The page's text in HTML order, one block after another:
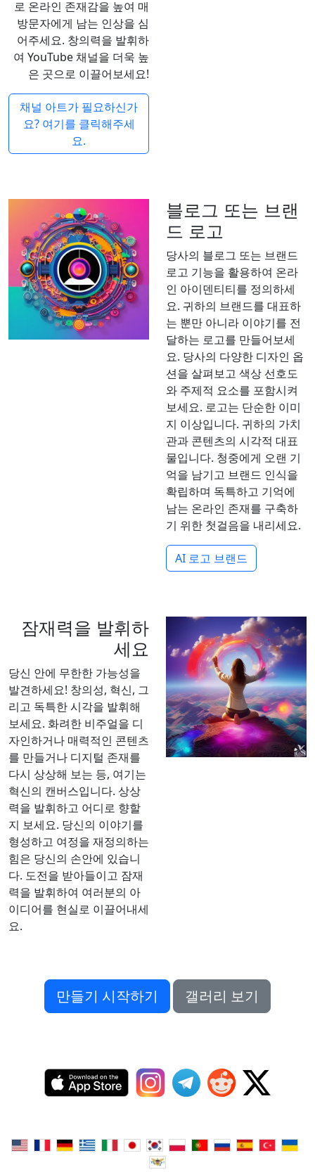
로 온라인 존재감을 높여 매
방문자에게 남는 인상을 심
어주세요. 창의력을 발휘하
여 YouTube 채널을 더욱 높
은 곳으로 이끌어보세요!
채널 아트가 필요하신가
요? 여기를 클릭해주세
요.
블로그 또는 브랜
드 로고
당사의 블로그 또는 브랜드
로고 기능을 활용하여 온라
인 아이덴티티를 정의하세
요. 귀하의 브랜드를 대표하
는 뿐만 아니라 이야기를 전
달하는 로고를 만들어보세
요. 당사의 다양한 디자인 옵
션을 살펴보고 색상 선호도
와 주제적 요소를 포함시켜
보세요. 로고는 단순한 이미
지 이상입니다. 귀하의 가치
관과 콘텐츠의 시각적 대표
물입니다. 청중에게 오랜 기
억을 남기고 브랜드 인식을
확립하며 독특하고 기억에
남는 온라인 존재를 구축하
기 위한 첫걸음을 내리세요.
AI 로고 브랜드
잠재력을 발휘하
세요
당신 안에 무한한 가능성을
발견하세요! 창의성, 혁신, 그
리고 독특한 시각을 발휘해
보세요. 화려한 비주얼을 디
자인하거나 매력적인 콘텐츠
를 만들거나 디지털 존재를
다시 상상해 보는 등, 여기는
혁신의 캔버스입니다. 상상
력을 발휘하고 어디로 향할
지 보세요. 당신의 이야기를
형성하고 여정을 재정의하는
힘은 당신의 손안에 있습니
다. 도전을 받아들이고 잠재
력을 발휘하여 여러분의 아
이디어를 현실로 이끌어내세
요.
만들기 시작하기 갤러리 보기